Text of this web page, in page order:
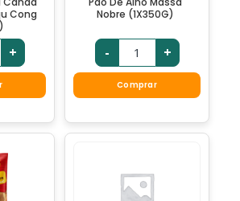
Cong
+
Nobre (1X350G)
- +
Comprar